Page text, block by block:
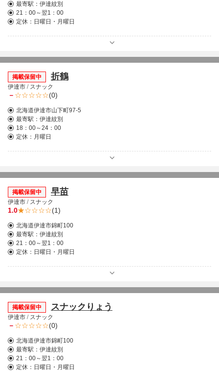
最寄駅： 伊達紋別
21：00～翌1：00
定休：日曜日・月曜日
掲載保留中 折鶴
伊達市 / スナック
－ (0)
北海道伊達市山下町97-5
最寄駅： 伊達紋別
18：00～24：00
定休：月曜日
掲載保留中 早苗
伊達市 / スナック
1.0 (1)
北海道伊達市錦町100
最寄駅： 伊達紋別
21：00～翌1：00
定休：日曜日・月曜日
掲載保留中 スナックりょう
伊達市 / スナック
－ (0)
北海道伊達市錦町100
最寄駅： 伊達紋別
21：00～翌1：00
定休：日曜日・月曜日